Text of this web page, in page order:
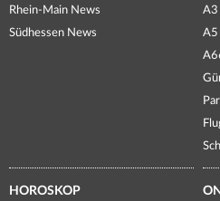
Rhein-Main News
Südhessen News
A3
A5
HOROSKOP